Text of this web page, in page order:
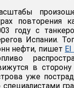
повторения
году с
Испании.
нефти, пишет El
в
уже
специалистами